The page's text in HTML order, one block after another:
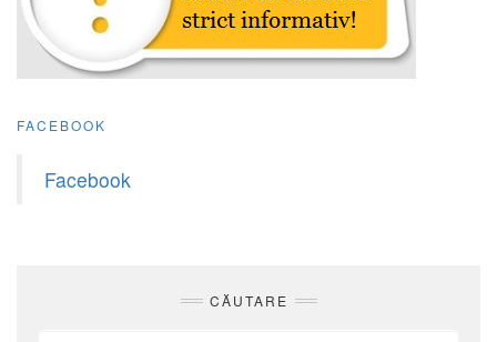
FACEBOOK
Facebook
CĂUTARE